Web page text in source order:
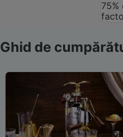
75%
Ghid de